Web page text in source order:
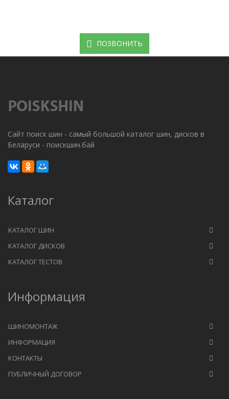
ПОЗВОНИТЬ
Сайт поиск шин - самый большой каталог шин, дисков в
Беларуси - поискшин.бай
Каталог
КАТАЛОГ ШИН
КАТАЛОГ ДИСКОВ
КАТАЛОГ ТЕСТОВ
Информация
ШИНОМОНТАЖ
ИНФОРМАЦИЯ
КОНТАКТЫ
ПУБЛИЧНЫЙ ДОГОВОР